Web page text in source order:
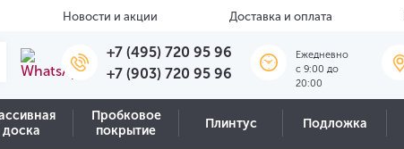
Новости и акции Доставка и оплата
+7 (495) 720 95 96
+7 (903) 720 95 96
Ежедневно
c 9:00 до
20:00
доска
Пробковое
покрытие
Плинтус Подложка